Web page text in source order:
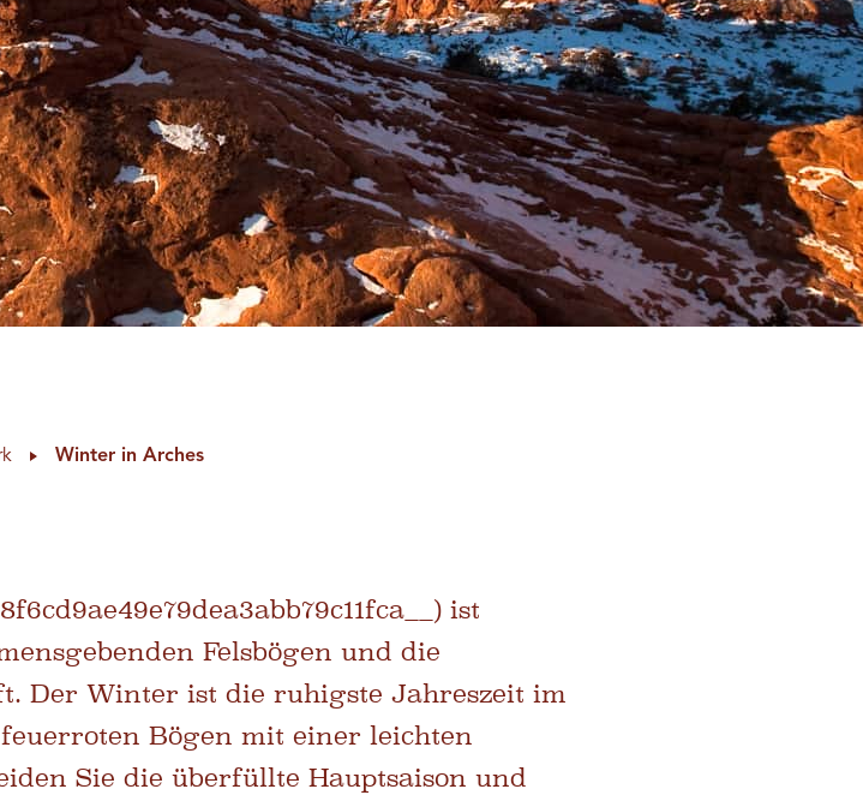
Winter in Arches
ist
Felsbögen und die
Der Winter ist die ruhigste Jahreszeit im
Bögen mit einer leichten
Sie die überfüllte Hauptsaison und